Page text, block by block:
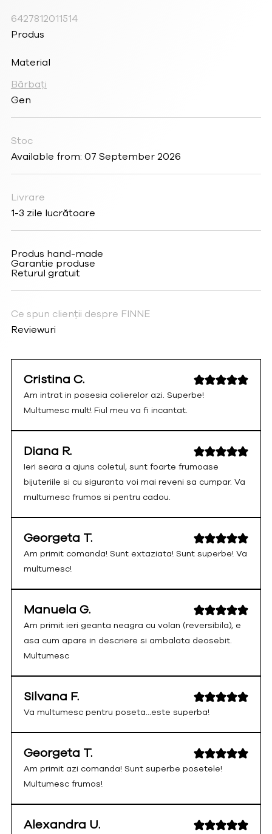
6427812011514
Produs
Material
Bărbați
Gen
Stoc
Available from: 07 September 2026
Livrare
1-3 zile lucrătoare
Produs hand-made
Garantie produse
Returul gratuit
Ce spun clienții despre FINNE
Reviewuri
Cristina C.
Am intrat in posesia colierelor azi. Superbe!
Multumesc mult! Fiul meu va fi incantat.
Diana R.
Ieri seara a ajuns coletul, sunt foarte frumoase
bijuteriile si cu siguranta voi mai reveni sa cumpar. Va
multumesc frumos si pentru cadou.
Georgeta T.
Am primit comanda! Sunt extaziata! Sunt superbe! Va
multumesc!
Manuela G.
Am primit ieri geanta neagra cu volan (reversibila), e
asa cum apare in descriere si ambalata deosebit.
Multumesc
Silvana F.
Va multumesc pentru poseta...este superba!
Georgeta T.
Am primit azi comanda! Sunt superbe posetele!
Multumesc frumos!
Alexandra U.